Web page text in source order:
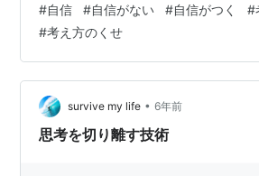
ついて書こうと思います。 あなたは自
すか？ ここで 即答で「はい」って言
思います。 もちろんゼロと 言ってい
す。 社会的な成功者ですら、 自信が
ですら 「自分には自信が足りない」と
#自信 #自信がない #自信がつく #
#考え方のくせ
survive my life • 6年前
思考を切り離す技術